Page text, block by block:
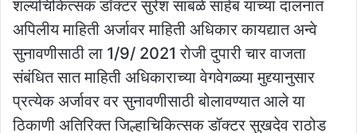
शल्यचिकित्सक डॉक्टर सुरेश साबळे साहेब यांच्या दालनात
अपिलीय माहिती अर्जावर माहिती अधिकार कायद्यात अन्वे
सुनावणीसाठी ला 1/9/ 2021 रोजी दुपारी चार वाजता
संबंधित सात माहिती अधिकाराच्या वेगवेगळ्या मुद्द्यानुसार
प्रत्येक अर्जावर वर सुनावणीसाठी बोलावण्यात आले या
ठिकाणी अतिरिक्त जिल्हाचिकित्सक डॉक्टर सुखदेव राठोड